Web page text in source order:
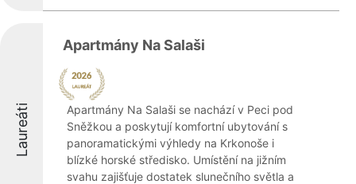
Laureáti
Apartmány Na Salaši
Apartmány Na Salaši se nachází v Peci pod
Sněžkou a poskytují komfortní ubytování s
panoramatickými výhledy na Krkonoše i
blízké horské středisko. Umístění na jižním
svahu zajišťuje dostatek slunečního světla a